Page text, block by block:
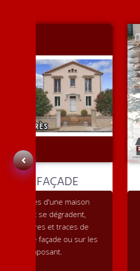
Qu'elles soient en
ou en grès cérame :
dépôts verts se
terrasse et la
les joints